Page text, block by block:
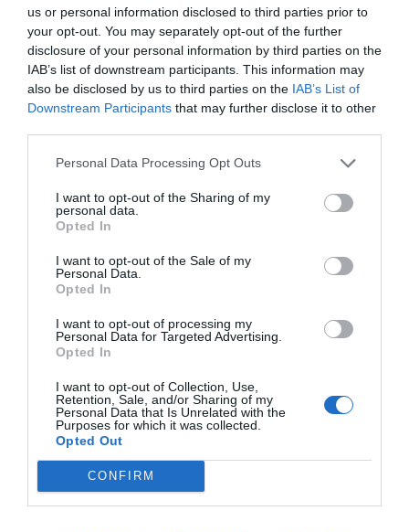
us or personal information disclosed to third parties prior to
your opt-out. You may separately opt-out of the further
disclosure of your personal information by third parties on the
IAB’s list of downstream participants. This information may
also be disclosed by us to third parties on the IAB’s List of
Downstream Participants that may further disclose it to other
Personal Data Processing Opt Outs
I want to opt-out of the Sharing of my
personal data.
Opted In
I want to opt-out of the Sale of my
Personal Data.
Opted In
I want to opt-out of processing my
Personal Data for Targeted Advertising.
Opted In
I want to opt-out of Collection, Use,
Retention, Sale, and/or Sharing of my
Personal Data that Is Unrelated with the
Purposes for which it was collected.
Opted Out
CONFIRM